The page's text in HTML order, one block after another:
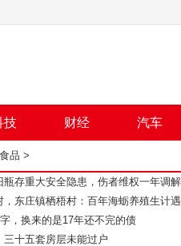
技 财经 汽车
品 >
瓶存重大安全隐患，伤者维权一年调
东庄镇栖梧村：百年海蛎养殖生计
，换来的是17年还不完的债
十五套房层未能过户